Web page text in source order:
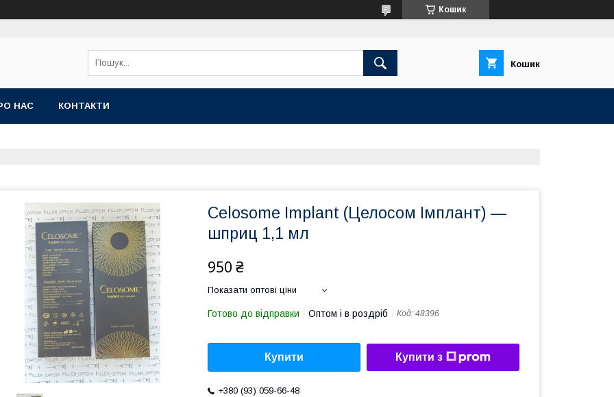
Кошик
Кошик
НАС КОНТАКТИ
Celosome Implant (Целосом Імплант) —
шприц 1,1 мл
950 ₴
Показати оптові ціни
Готово до відправки Оптом і в роздріб Код: 48396
Купити Купити з
+380 (93) 059-66-48